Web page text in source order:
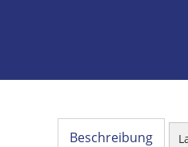
Beschreibung